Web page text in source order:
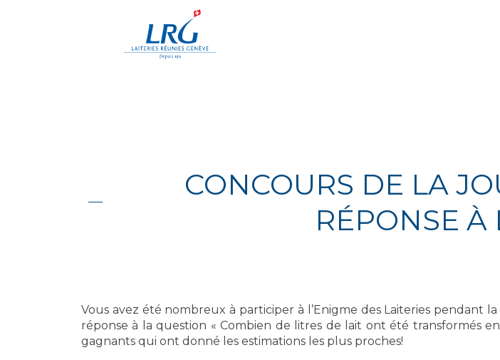
CONCOURS DE LA
RÉPONSE À
Vous avez été nombreux à participer à l’Enigme des Laiteries pendant
réponse à la question « Combien de litres de lait ont été transformés
gagnants qui ont donné les estimations les plus proches!